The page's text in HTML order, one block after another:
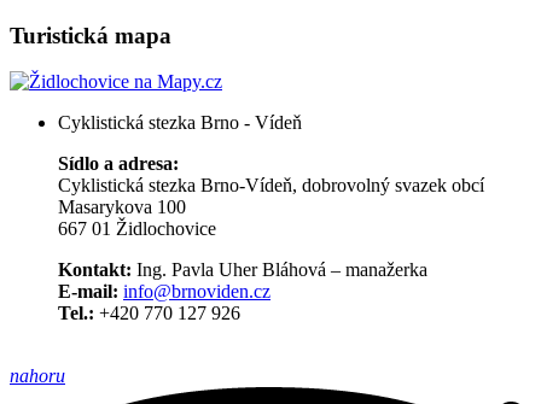
Turistická mapa
Cyklistická stezka Brno - Vídeň
Sídlo a adresa:
Cyklistická stezka Brno-Vídeň, dobrovolný svazek obcí
Masarykova 100
667 01 Židlochovice
Kontakt: Ing. Pavla Uher Bláhová – manažerka
E-mail: info@brnoviden.cz
Tel.: +420 770 127 926
nahoru